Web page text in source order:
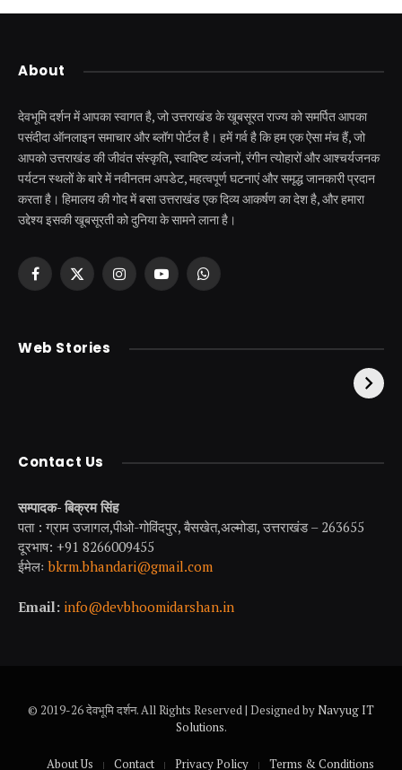
About
देवभूमि दर्शन में आपका स्वागत है, जो उत्तराखंड के खूबसूरत राज्य को समर्पित आपका
पसंदीदा ऑनलाइन समाचार और ब्लॉग पोर्टल है। हमें गर्व है कि हम एक ऐसा मंच हैं, जो
आपको उत्तराखंड की जीवंत संस्कृति, स्वादिष्ट व्यंजनों, रंगीन त्योहारों और आश्चर्यजनक
पर्यटन स्थलों के बारे में नवीनतम अपडेट, महत्वपूर्ण घटनाएं और समृद्ध जानकारी प्रदान
करता है। हिमालय की गोद में बसा उत्तराखंड एक दिव्य आकर्षण का देश है, और हमारा
उद्देश्य इसकी खूबसूरती को दुनिया के सामने लाना है।
Facebook
X
InstagramYouTubeWhatsApp
Web Stories
केदारनाथ से पहले होती है
उत्तराखंड की एक ऐसी
Contact Us
सम्पादक- बिक्रम सिंह
पता : ग्राम उजागल,पीओ-गोविंदपुर, बैसखेत,अल्मोडा, उत्तराखंड – 263655
दूरभाष: +91 8266009455
ईमेलःbkrm.bhandari@gmail.com
Email: info@devbhoomidarshan.in
© 2019-26 देवभूमि दर्शन. All Rights Reserved | Designed byNavyug IT
Solutions.
About Us Contact Privacy Policy Terms & Conditions